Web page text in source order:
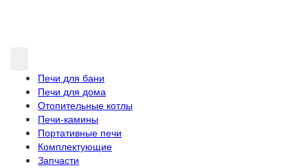
Печи для бани
Печи для дома
Отопительные котлы
Печи-камины
Портативные печи
Комплектующие
Запчасти